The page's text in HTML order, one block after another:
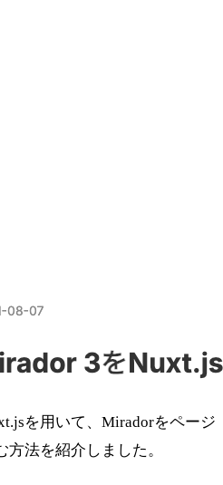
を用いて、Miradorをページ
法を紹介しました。